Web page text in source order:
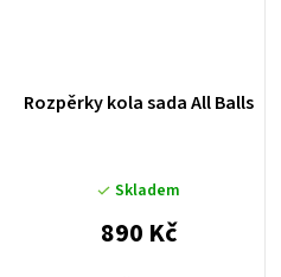
Rozpěrky kola sada All Balls
Skladem
890 Kč